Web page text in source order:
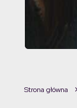
Strona główna